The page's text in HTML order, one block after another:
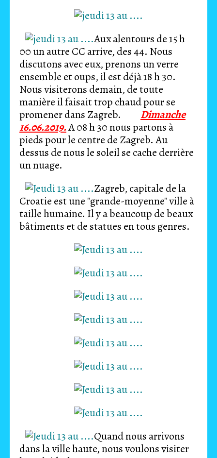
Aux alentours de 15 h
00 un autre CC arrive, des 44. Nous
discutons avec eux, prenons un verre
ensemble et oups, il est déjà 18 h 30.
Nous visiterons demain, de toute
manière il faisait trop chaud pour se
promener dans Zagreb. Dimanche
16.06.2019.A 08 h 30 nous partons à
pieds pour le centre de Zagreb. Au
dessus de nous le soleil se cache derrière
un nuage.
Zagreb, capitale de la
Croatie est une "grande-moyenne" ville à
taille humaine. Il y a beaucoup de beaux
bâtiments et de statues en tous genres.
Quand nous arrivons
dans la ville haute, nous voulons visiter